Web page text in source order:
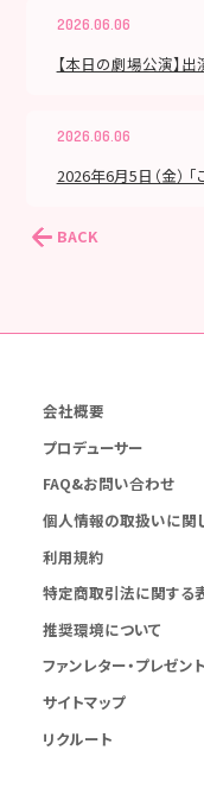
2026.06.06
【本日の劇場公演】
2026.06.06
2026年6月5日（金）
BACK
会社概要
プロデューサー
FAQ&お問い合わせ
個人情報の取扱いに関
利用規約
特定商取引法に関する
推奨環境について
ファンレター・プレゼン
サイトマップ
リクルート